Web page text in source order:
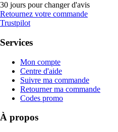
30 jours pour changer d'avis
Retournez votre commande
Trustpilot
Services
Mon compte
Centre d'aide
Suivre ma commande
Retourner ma commande
Codes promo
À propos